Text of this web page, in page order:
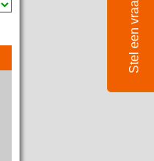
Stel een vraag!